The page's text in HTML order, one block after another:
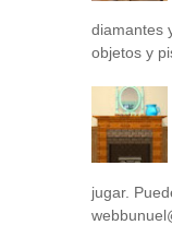
diamantes
objetos y
jugar.